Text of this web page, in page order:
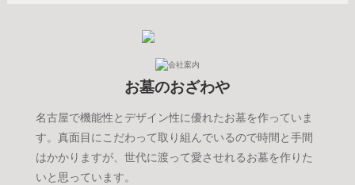
お墓のおざわや
名古屋で機能性とデザイン性に優れたお墓を作っていま
す。真面目にこだわって取り組んでいるので時間と手間
はかかりますが、世代に渡って愛させれるお墓を作りた
いと思っています。